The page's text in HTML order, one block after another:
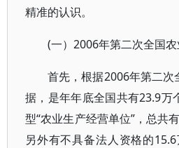
精准的认识。
(一）2006年第二次全国
首先，根据2006年第二次
据，是年年底全国共有23.9万
型“农业生产经营单位”，总共
另外有不具备法人资格的